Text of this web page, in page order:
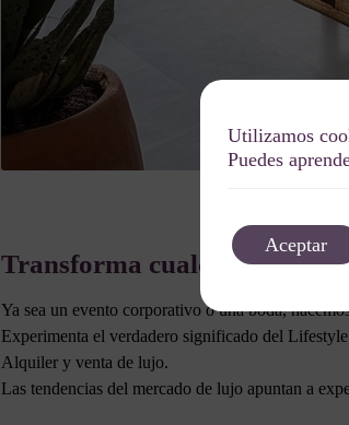
Transforma cualquier evento
Ya sea un evento corporativo o una boda,
Experimenta el verdadero significado del
Alquiler y venta de lujo.
Las tendencias del mercado de lujo apuntan a
Utilizamos
Puedes
Aceptar